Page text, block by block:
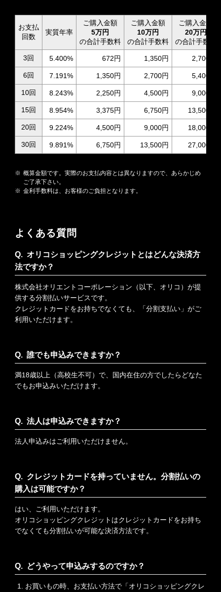
お支払
回数
実質年率
ご購入金額
5万円
の合計手数料
ご購入金額
10万円
の合計手数料
ご購入金額
20万円
の合計手数料
3回 5.400% 672円 1,350円 2,700円
6回 7.191% 1,350円 2,700円 5,400円
10回 8.243% 2,250円 4,500円 9,000円
15回 8.954% 3,375円 6,750円 13,500円
20回 9.224% 4,500円 9,000円 18,000円
30回 9.891% 6,750円 13,500円 27,000円
概算金額です。実際のお支払内容とは異なりますので、あらかじめ
ご了承下さい。
金利手数料は、お客様のご負担となります。
よくある質問
オリコショッピングクレジットとはどんな決済方
法ですか？
株式会社オリエントコーポレーション（以下、オリコ）が提
供する分割払いサービスです。
クレジットカードをお持ちでなくても、「分割支払い」がご
利用いただけます。
誰でも申込みできますか？
満18歳以上（高校生不可）で、国内在住の方でしたらどなた
でもお申込みいただけます。
法人は申込みできますか？
法人申込みはご利用いただけません。
クレジットカードを持っていません。分割払いの
購入は可能ですか？
はい、ご利用いただけます。
オリコショッピングクレジットはクレジットカードをお持ち
でなくても分割払いが可能な決済方法です。
どうやって申込みするのですか？
お買いもの時、お支払い方法で「オリコショッピングクレ